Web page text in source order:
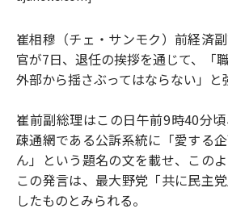
崔相穆（チェ・サンモク）前経済
官が7日、退任の挨拶を通じて、「
外部から揺さぶってはならない」と
崔前副総理はこの日午前9時40分
疎通網である公訴系統に「愛する
ん」という題名の文を載せ、この
この発言は、最大野党「共に民主
したものとみられる。